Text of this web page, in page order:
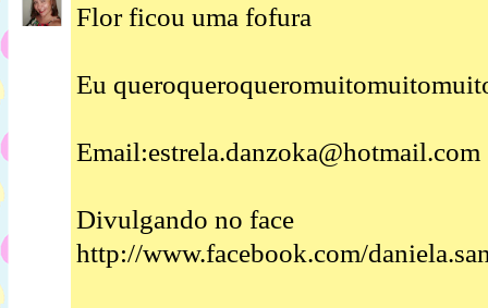
Flor ficou uma fofura
Eu
Email:estrela.danzoka@hotmail.com
Divulgando no face
http://www.facebook.com/